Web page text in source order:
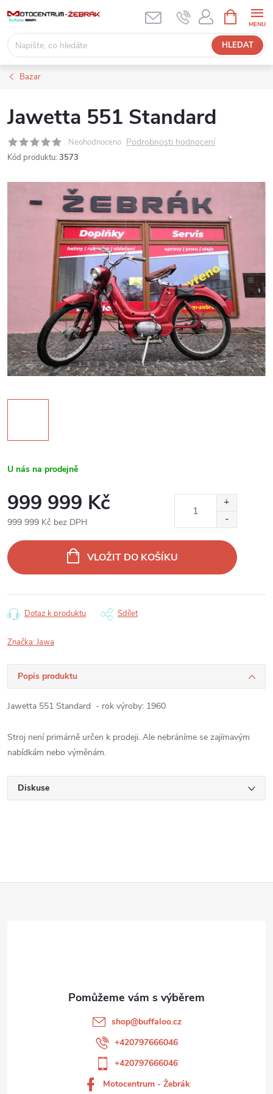
obsah
HLEDAT
NÁKUPNÍ
KOŠÍK
Bazar
Jawetta 551 Standard
Neohodnoceno Podrobnosti hodnocení
Kód produktu: 3573
U nás na prodejně
999 999 Kč
999 999 Kč bez DPH
cena:
VLOŽIT DO KOŠÍKU
Dotaz k produktu Sdílet
Značka:Jawa
Popis produktu
Jawetta 551 Standard - rok výroby: 1960
Stroj není primárně určen k prodeji. Ale nebráníme se zajímavým
nabídkám nebo výměnám.
Diskuse
shop@buffaloo.cz
+420797666046
+420797666046
Motocentrum - Žebrák